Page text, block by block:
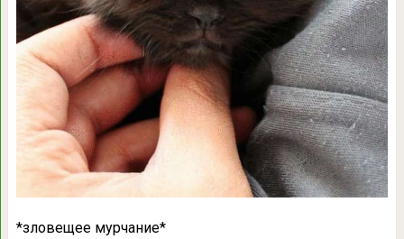
*зловещее мурчание*